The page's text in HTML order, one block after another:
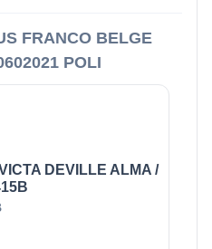
FRANCO BELGE
POLI
DEVILLE ALMA /